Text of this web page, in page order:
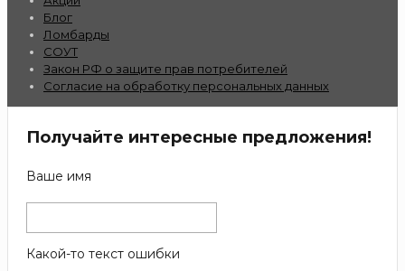
Блог
Ломбарды
СОУТ
Закон РФ о защите прав потребителей
Согласие на обработку персональных данных
Получайте интересные предложения!
Ваше имя
Какой-то текст ошибки